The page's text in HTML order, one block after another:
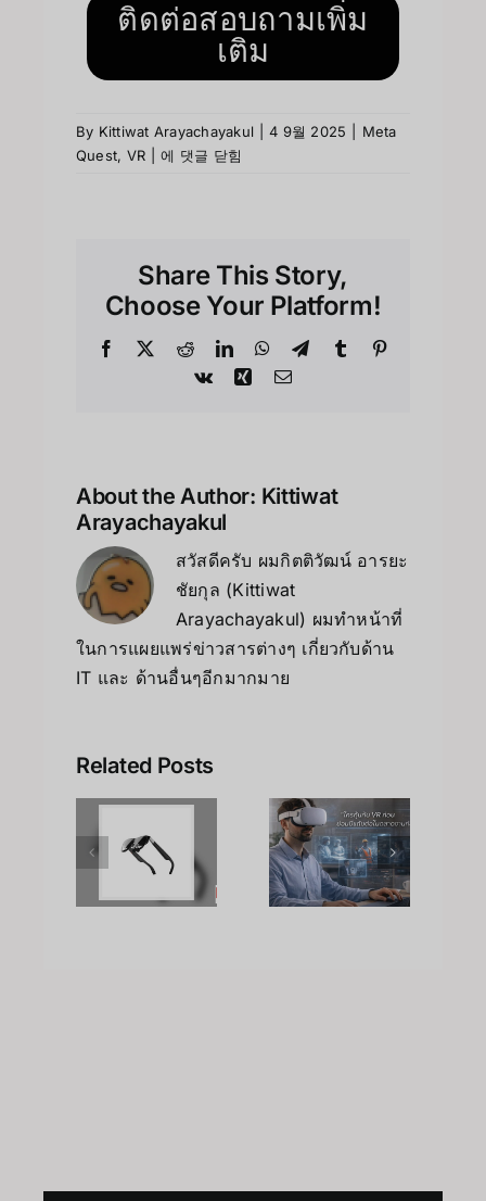
ติดต่อสอบถามเพิ่ม
เติม
By Kittiwat Arayachayakul 4 9월 2025
Meta
Quest, VR 에 댓글 닫힘
Share This Story,
Choose Your Platform!
About the Author: Kittiwat
Arayachayakul
สวัสดีครับ ผมกิตติวัฒน์ อารยะ
ชัยกุล (Kittiwat
Arayachayakul) ผมทำหน้าที่
ในการแผยแพร่ข่าวสารต่างๆ เกี่ยวกับด้าน
IT และ ด้านอื่นๆอีกมากมาย
Related Posts
อาชีพใน
Metaverse:
โอกาส
ทองที่คุณ
เตรียมตัว
ประสิทธิภาพ
การเรียน
รู้ของ
พนักงาน